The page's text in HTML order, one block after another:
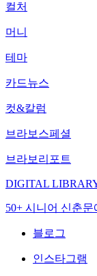
컬처
머니
테마
카드뉴스
컷&칼럼
브라보스페셜
브라보리포트
DIGITAL
50+ 시니어 신춘문
블로그
인스타그램